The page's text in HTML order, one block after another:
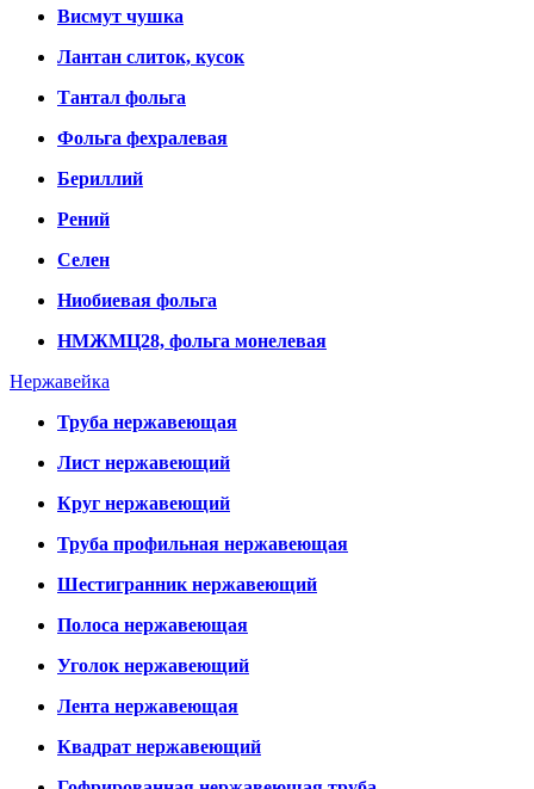
Висмут чушка
Лантан слиток, кусок
Тантал фольга
Фольга фехралевая
Бериллий
Рений
Селен
Ниобиевая фольга
НМЖМЦ28, фольга монелевая
Нержавейка
Труба нержавеющая
Лист нержавеющий
Круг нержавеющий
Труба профильная нержавеющая
Шестигранник нержавеющий
Полоса нержавеющая
Уголок нержавеющий
Лента нержавеющая
Квадрат нержавеющий